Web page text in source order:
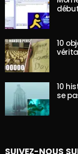
10
10
se
SUIVEZ-NOUS